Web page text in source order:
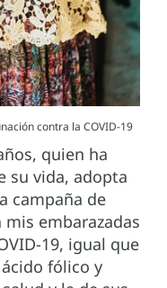
contra la COVID-19
quien ha
su vida, adopta
campaña de
embarazadas
19, igual que
fólico y